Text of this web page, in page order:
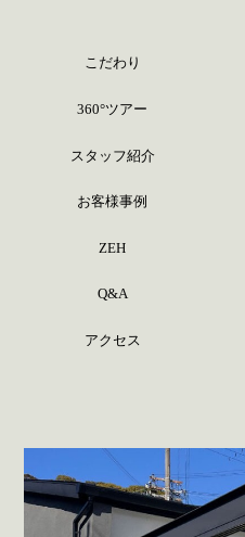
こだわり
360°ツアー
スタッフ紹介
お客様事例
ZEH
Q&A
アクセス